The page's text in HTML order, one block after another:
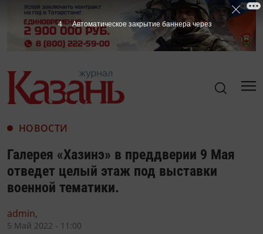
НОВОСТИ
Галерея «Хазинэ» в преддверии 9 Мая
отведет целый этаж под выставки
военной тематики.
admin,
5 Май 2022 - 11:00
3 Автоматическое закрытие баннера через